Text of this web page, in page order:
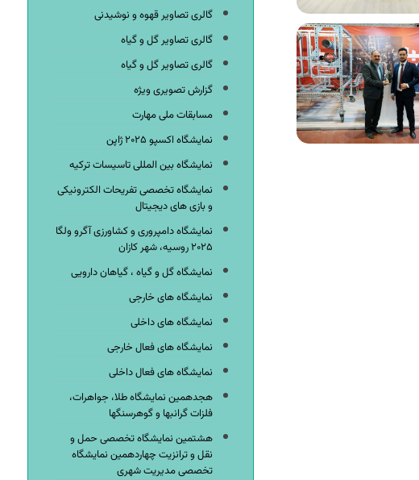
گالری تصاویر قهوه و نوشیدنی
گالری تصاویر گل و گیاه
گالری تصاویر گل و گیاه
گزارش تصویری ویژه
مسابقات ملی مهارت
نمایشگاه اکسپو ۲۰۲۵ ژاپن
نمایشگاه بین المللی تاسیسات ترکیه
نمایشگاه تخصصی تفریحات الکترونیکی
و بازی های دیجیتال
نمایشگاه دامپروری و کشاورزی آگرو ولگا
۲۰۲۵ روسیه، شهر کازان
نمایشگاه گل و گیاه ، گیاهان دارویی
نمایشگاه های خارجی
نمایشگاه های داخلی
نمایشگاه های فعال خارجی
نمایشگاه های فعال داخلی
هجدهمین نمایشگاه طلا، جواهرات،
فلزات گرانبها و گوهرسنگها
هشتمین نمایشگاه تخصصی حمل و
نقل و ترانزیت چهاردهمین نمایشگاه
تخصصی مدیریت شهری